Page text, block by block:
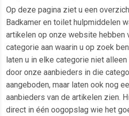
Op deze pagina ziet u een
Badkamer en toilet hulpmiddelen
artikelen op onze website hebben
categorie aan waarin u op zoek
laten u in elke categorie niet
door onze aanbieders in die
aangeboden, maar laten ook nog
aanbieders van de artikelen zien.
direct in één oogopslag wie het